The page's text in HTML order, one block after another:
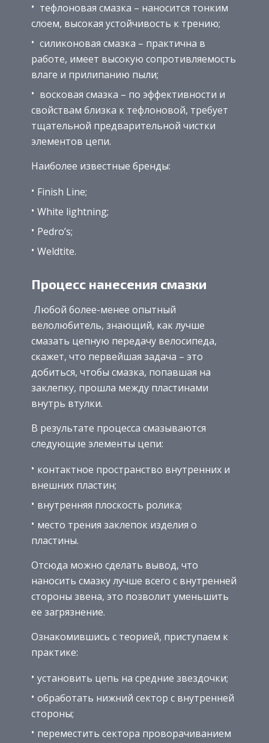
тефлоновая смазка – наносится тонким
слоем, высокая устойчивость к трению;
силиконовая смазка – практична в
работе, имеет высокую сопротивляемость
влаге и прилипанию пыли;
восковая смазка – по эффективности и
свойствам близка к тефлоновой, требует
тщательной предварительной чистки
элементов цепи.
Наиболее известные бренды:
Finish Line;
White lightning;
Pedro’s;
Weldtite.
Процесс нанесения смазки
Любой более-менее опытный
велолюбитель, знающий, как лучше
смазать цепную передачу велосипеда,
скажет, что первейшая задача – это
добиться, чтобы смазка, попавшая на
заклепку, прошла между пластинами
внутрь втулки.
В результате процесса смазываются
следующие элементы цепи:
контактное пространство внутренних и
внешних пластин;
внутренняя плоскость ролика;
место трения заклепок изделия о
пластины.
Отсюда можно сделать вывод, что
наносить смазку лучше всего с внутренней
стороны звена, это позволит уменьшить
ее загрязнение.
Ознакомившись с теорией, приступаем к
практике:
установить цепь на средние звездочки;
обработать нижний сектор с внутренней
стороны;
переместить сектора проворачиванием